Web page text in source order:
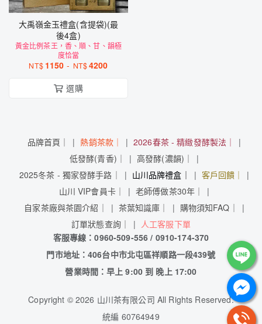
大禹嶺金玉禮盒(含提袋)(最
後4盒)
黃金比例茶王，香、順、甘、韻極
度恰當
NT$ 1150 - NT$4200
選購
品牌首頁｜ 熱銷茶款｜
2026春茶 - 精緻發酵製法｜
低發酵(青香)｜
高發酵(濃韻)｜
2025冬茶 - 獨家發酵手路｜
山川品牌禮盒｜
客戶回饋｜
山川 VIP會員卡｜
老師傅做茶30年｜
自家茶廠與茶園介紹｜
茶葉知識庫｜
購物須知FAQ｜
訂單狀態查詢｜
人工客服下單
客服專線：0960-509-556 / 0910-174-370
門市地址：406台中市北屯區祥順路一段439號
營業時間：早上 9:00 到 晚上 17:00
Copyright ©2026 山川茶有限公司 All Rights Reserved.
統編 60764949